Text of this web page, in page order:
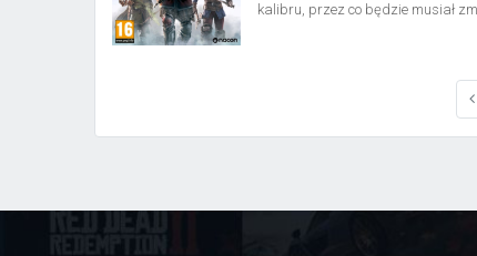
kalibru, przez co będzie musiał
opanował najwyższe szczeble
trakcie rozgrywki wcielamy się w
wie ona jeszcze, z jakim wielkim